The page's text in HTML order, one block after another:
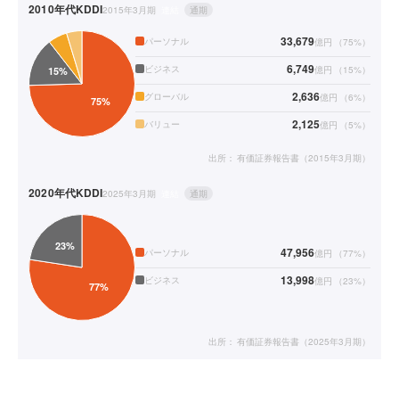
2010年代KDDI2015年3月期 通期
パーソナル 33,679億円 （75%）
ビジネス 6,749億円 （ 15%）
グローバル 2,636億円 （6%）
バリュー 2,125億円 （5%）
出所： 有価証券報告書（2015年3月期）
2020年代KDDI2025年3月期 通期
パーソナル 47,956億円 （77%）
ビジネス 13,998億円 （23%）
出所： 有価証券報告書（2025年3月期）